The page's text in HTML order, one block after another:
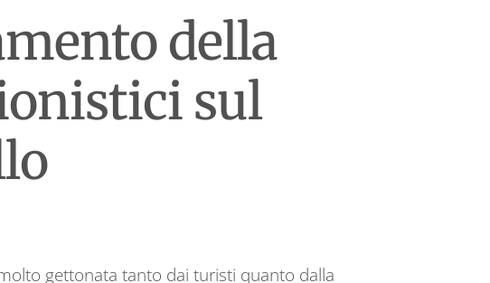
della
sul
gettonata tanto dai turisti quanto dalla